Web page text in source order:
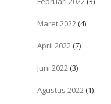
Maret 2022 (4)
April 2022 (7)
Juni 2022 (3)
Agustus 2022 (1)